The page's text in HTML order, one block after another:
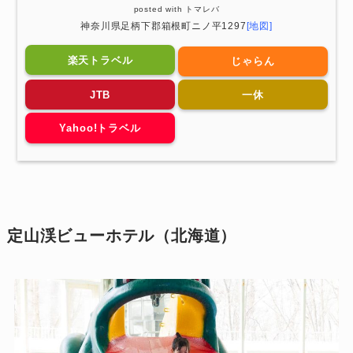
posted with トマレバ
神奈川県足柄下郡箱根町ニノ平1297[地図]
楽天トラベル じゃらん
JTB 一休
Yahoo!トラベル
定山渓ビューホテル （北海道）